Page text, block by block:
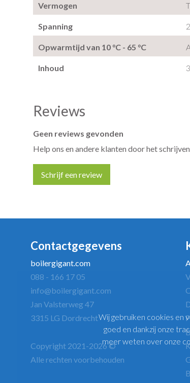
Vermogen
Spanning
Opwarmtijd van 10 °C - 65 °C
Inhoud
Reviews
Geen reviews gevonden
Help ons en andere klanten door het
Schrijf een review
Uw recensie *
Contactgegevens
boilergigant.com
088 - 166 17 05
info@boilergigant.com
Jan Valsterweg 47
3315 LG Dordrecht
Copyright 2021-2026 ©
Alle rechten voorbehouden
Wij gebruiken cookies en
goed en dankzij onze
meer weten over onze